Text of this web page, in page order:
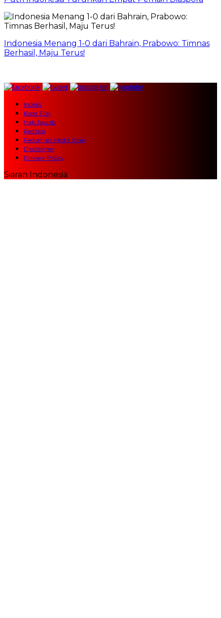
Indonesia Menang 1-0 dari Bahrain, Prabowo: Timnas
Berhasil, Maju Terus!
Indeks
Kode Etik
Hak Jawab
Redaksi
Pedoman Media Siber
Disclaimer
Privacy Policy
Siaran Indonesia